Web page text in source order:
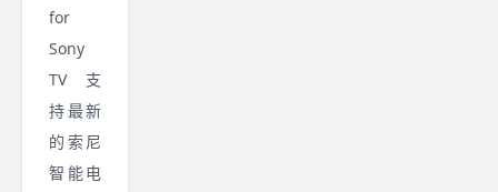
for
Sony
TV 支
持最新
的索尼
智能电